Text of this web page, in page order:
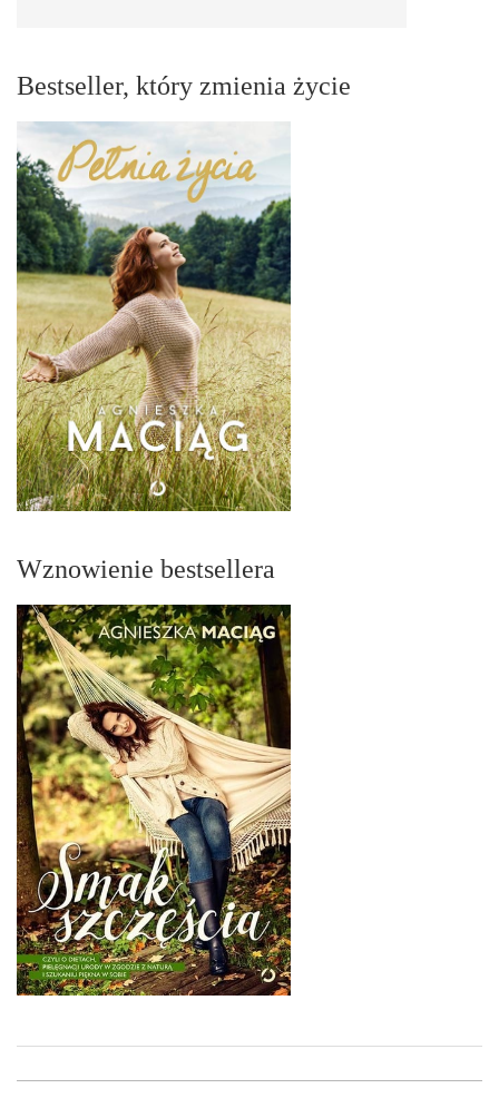
Bestseller, który zmienia życie
Wznowienie bestsellera